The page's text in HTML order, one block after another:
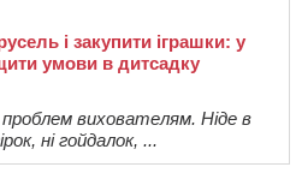
і закупити іграшки: у
умови в дитсадку
вихователям. Ніде в
ні гойдалок, ...